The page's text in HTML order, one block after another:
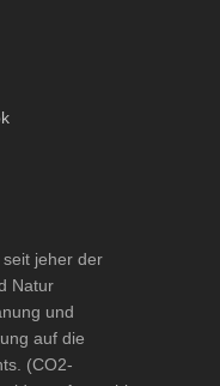
jeher der
Natur
und
auf die
(CO2-